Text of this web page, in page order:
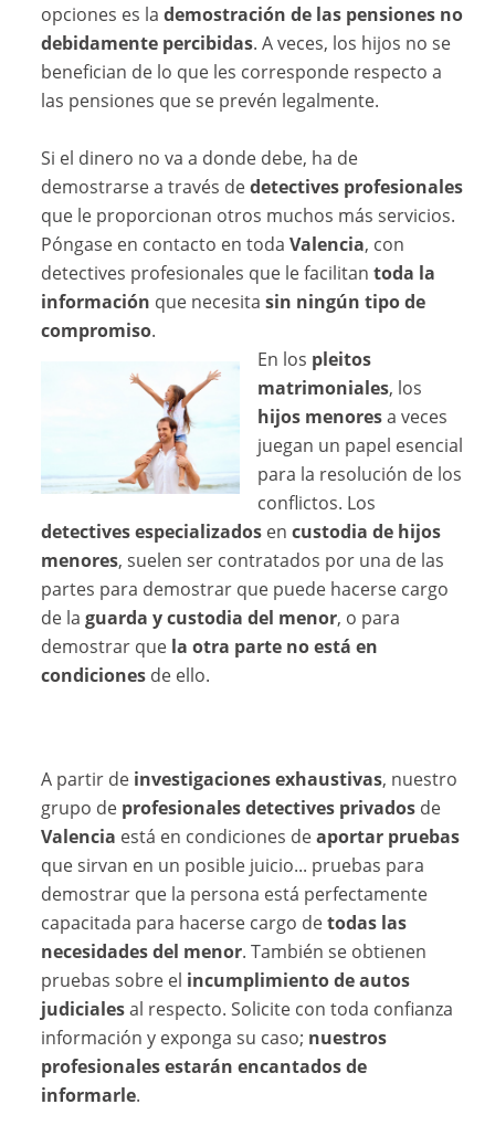
opciones es lademostración de las pensiones no
debidamente percibidas. A veces, los hijos no se
benefician de lo que les corresponde respecto a
las pensiones que se prevén legalmente.
Si el dinero no va a donde debe, ha de
demostrarse a través dedetectives profesionales
que le proporcionan otros muchos más servicios.
Póngase en contacto en todaValencia, con
detectives profesionales que le facilitan toda la
información que necesitasin ningún tipo de
compromiso.
En los pleitos
matrimoniales, los
hijos menoresa veces
juegan un papel esencial
para la resolución de los
conflictos. Los
detectives especializados encustodia de hijos
menores, suelen ser contratados por una de las
partes para demostrar que puede hacerse cargo
de laguarda y custodia del menor, o para
demostrar que la otra parte no está en
condiciones de ello.
A partir de investigaciones exhaustivas, nuestro
grupo de profesionales detectives privados de
Valencia está en condiciones deaportar pruebas
que sirvan en un posible juicio... pruebas para
demostrar que la persona está perfectamente
capacitada para hacerse cargo detodas las
necesidades del menor. También se obtienen
pruebas sobre el incumplimiento de autos
judicialesal respecto. Solicite con toda confianza
información y exponga su caso; nuestros
profesionales estarán encantados de
informarle.